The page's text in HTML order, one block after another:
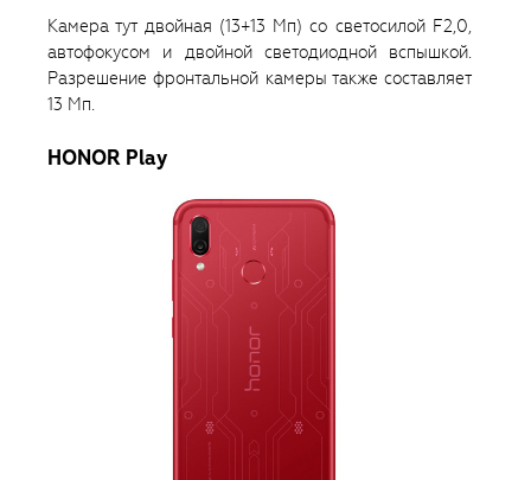
Камера тут двойная (13+13 Мп) со светосилой F2,0,
автофокусом и двойной светодиодной вспышкой.
Разрешение фронтальной камеры также составляет
13 Мп.
HONOR Play